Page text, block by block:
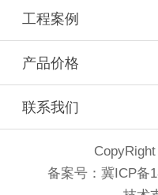
工程案例
产品价格
联系我们
备案号： 冀ICP备